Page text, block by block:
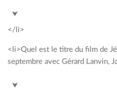
<span style= »color: #00a2c3;
⮟
</li>
<li>Quel est le titre du film de
septembre avec Gérard Lanvin,
<span style= »color: #00a2c3;
⮟